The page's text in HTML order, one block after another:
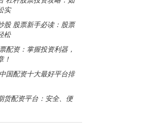
实
股 股票新手必读：股票
松
配资：掌握投资利器，
！
国配资十大最好平台排
货配资平台：安全、便